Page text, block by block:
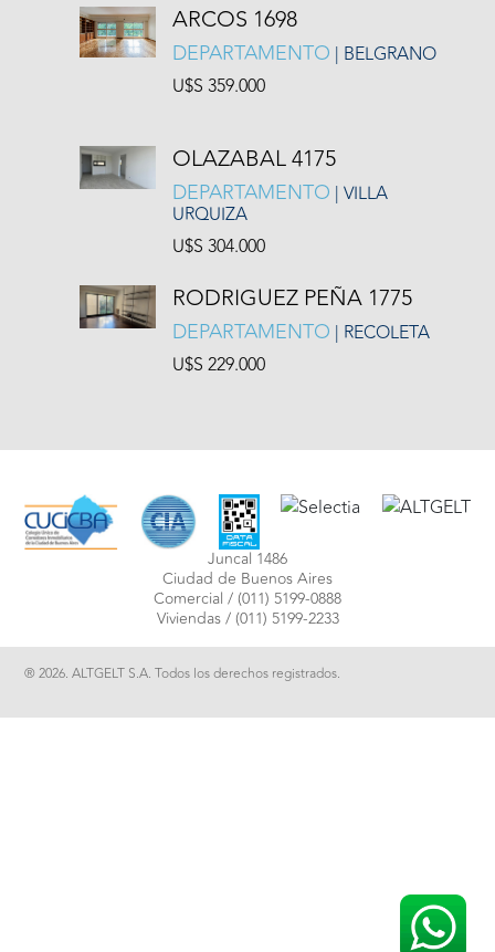
ARCOS 1698
DEPARTAMENTO | BELGRANO
U$S 359.000
OLAZABAL 4175
DEPARTAMENTO | VILLA
URQUIZA
U$S 304.000
RODRIGUEZ PEÑA 1775
DEPARTAMENTO | RECOLETA
U$S 229.000
Juncal 1486
Ciudad de Buenos Aires
Comercial /(011) 5199-0888
Viviendas /(011) 5199-2233
® 2026. ALTGELT S.A. Todos los derechos registrados.